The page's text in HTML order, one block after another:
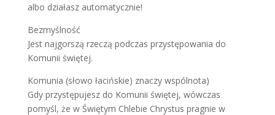
albo działasz automatycznie!
Bezmyślność
Jest najgorszą rzeczą podczas przystępowania do
Komunii świętej.
Komunia (słowo łacińskie) znaczy wspólnota)
Gdy przystępujesz do Komunii świętej, wówczas
pomyśl, że w Świętym Chlebie Chrystus pragnie w